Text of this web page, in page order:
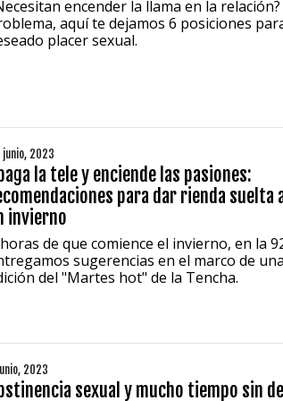
encender la llama en la
aquí te dejamos 6 posiciones
placer sexual.
junio, 2023
la tele y enciende las pasiones:
para dar rienda suelta
invierno
de que comience el invierno, en la
sugerencias en el marco de
del "Martes hot" de la Tencha.
2023
sexual y mucho tiempo sin
Aviso legal
Política de privacidad
Política de Cookies
Configuración de Cookies